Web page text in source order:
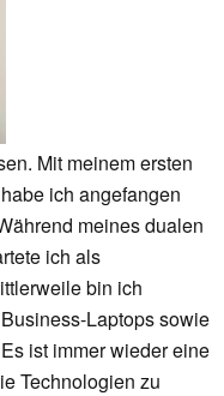
Mit meinem ersten
ich angefangen
meines dualen
ich als
bin ich
Laptops sowie
ist immer wieder eine
Technologien zu